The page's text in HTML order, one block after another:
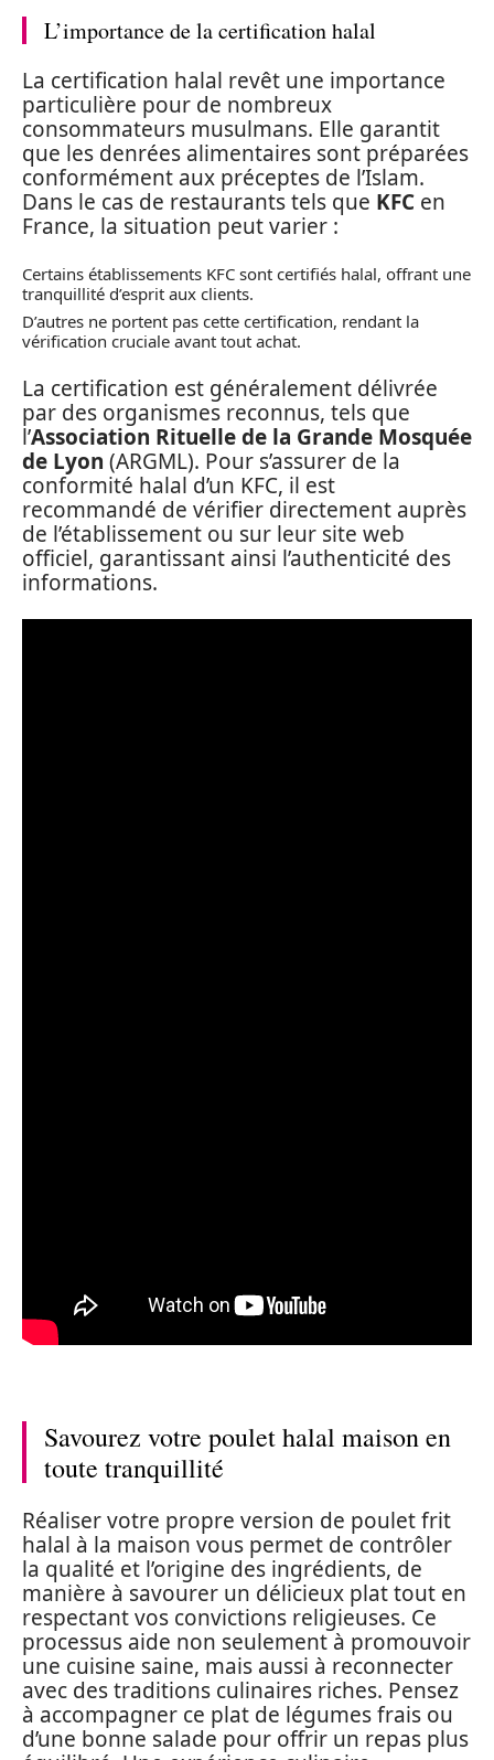
L’importance de la certification halal
La certification halal revêt une importance
particulière pour de nombreux
consommateurs musulmans. Elle garantit
que les denrées alimentaires sont préparées
conformément aux préceptes de l’Islam.
Dans le cas de restaurants tels que KFC en
France, la situation peut varier :
Certains établissements KFC sont certifiés halal, offrant une
tranquillité d’esprit aux clients.
D’autres ne portent pas cette certification, rendant la
vérification cruciale avant tout achat.
La certification est généralement délivrée
par des organismes reconnus, tels que
l’Association Rituelle de la Grande Mosquée
de Lyon (ARGML). Pour s’assurer de la
conformité halal d’un KFC, il est
recommandé de vérifier directement auprès
de l’établissement ou sur leur site web
officiel, garantissant ainsi l’authenticité des
informations.
Savourez votre poulet halal maison en
toute tranquillité
Réaliser votre propre version de poulet frit
halal à la maison vous permet de contrôler
la qualité et l’origine des ingrédients, de
manière à savourer un délicieux plat tout en
respectant vos convictions religieuses. Ce
processus aide non seulement à promouvoir
une cuisine saine, mais aussi à reconnecter
avec des traditions culinaires riches. Pensez
à accompagner ce plat de légumes frais ou
d’une bonne salade pour offrir un repas plus